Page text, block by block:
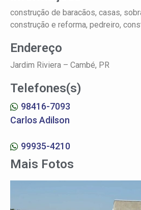
construção de baracãos, casas,
construção e reforma, pedreiro,
Endereço
Jardim Riviera – Cambé, PR
Telefones(s)
98416-7093
Carlos Adilson
99935-4210
Mais Fotos